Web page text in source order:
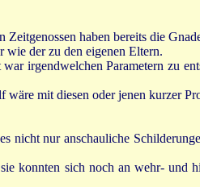
haben bereits die
wie der zu den eigenen Eltern.
irgendwelchen Parametern zu
mit diesen oder jenen kurzer
nur anschauliche
konnten sich noch an wehr- und